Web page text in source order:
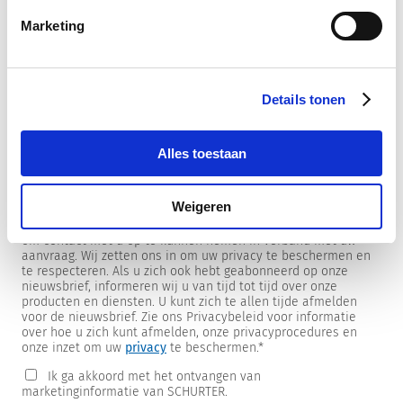
Marketing
Details tonen
Alles toestaan
Weigeren
We sturen onze klanten nieuwsbrieven over onze producten
keuze maken uit de onderstaande lijst.
Ik wil graag de SCHURTER nieuwsbrief ontvangen.
SCHURTER heeft de contactgegevens die u ons verstrekt nodig
om contact met u op te kunnen nemen in verband met uw
aanvraag. Wij zetten ons in om uw privacy te beschermen en
te respecteren. Als u zich ook hebt geabonneerd op onze
nieuwsbrief, informeren wij u van tijd tot tijd over onze
producten en diensten. U kunt zich te allen tijde afmelden
voor de nieuwsbrief. Zie ons Privacybeleid voor informatie
over hoe u zich kunt afmelden, onze privacyprocedures en
onze inzet om uw privacy te beschermen.*
Ik ga akkoord met het ontvangen van
marketinginformatie van SCHURTER.